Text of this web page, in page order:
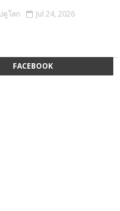
ดูโลก Jul 24, 2026
FACEBOOK